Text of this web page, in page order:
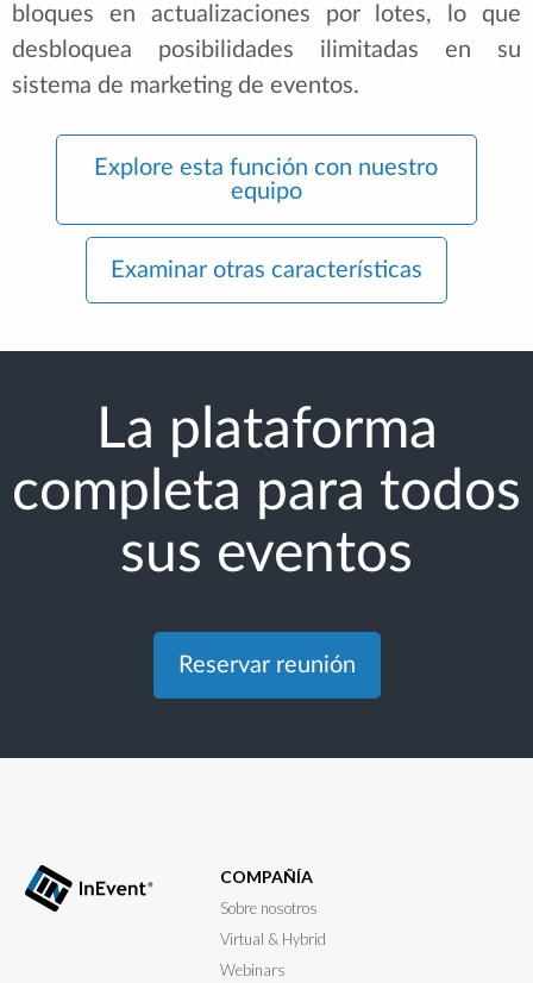
bloques en actualizaciones por lotes, lo que
desbloquea posibilidades ilimitadas en su
sistema de marketing de eventos.
Explore esta función con nuestro
equipo
Examinar otras características
La plataforma
completa para todos
sus eventos
Reservar reunión
COMPAÑÍA
Sobre nosotros
Virtual & Hybrid
Webinars